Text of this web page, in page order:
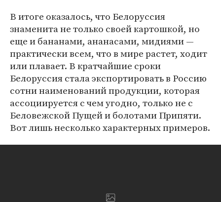
В итоге оказалось, что Белоруссия
знаменита не только своей картошкой, но
еще и бананами, ананасами, мидиями —
практически всем, что в мире растет, ходит
или плавает. В кратчайшие сроки
Белоруссия стала экспортировать в Россию
сотни наименований продукции, которая
ассоциируется с чем угодно, только не с
Беловежской Пущей и болотами Припяти.
Вот лишь несколько характерных примеров.